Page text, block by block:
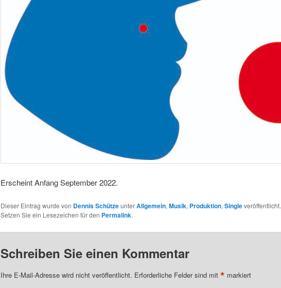
Erscheint Anfang September 2022.
Dieser Eintrag wurde von Dennis SchützeunterAllgemein, Musik, Produktion, Singleveröffentlicht.
Setzen Sie ein Lesezeichen für den Permalink.
Schreiben Sie einen Kommentar
Ihre E-Mail-Adresse wird nicht veröffentlicht. Erforderliche Felder sind mit * markiert